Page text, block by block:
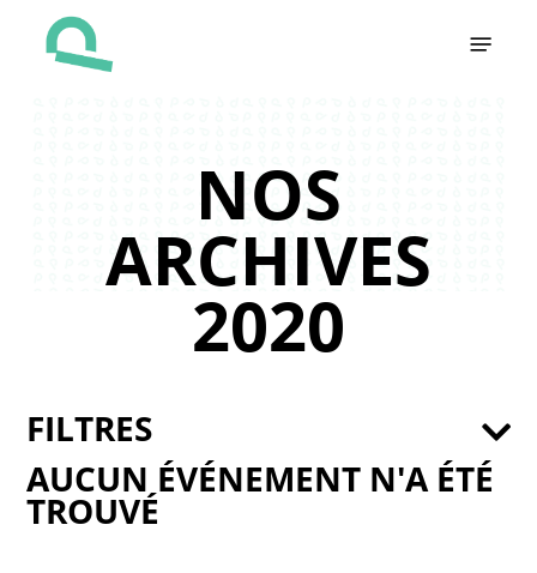
NOS
ARCHIVES
2020
AUCUN ÉVÉNEMENT N'A ÉTÉ
TROUVÉ
FILTRES